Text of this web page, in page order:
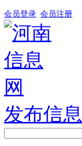
会员登录 会员注册
发布信息